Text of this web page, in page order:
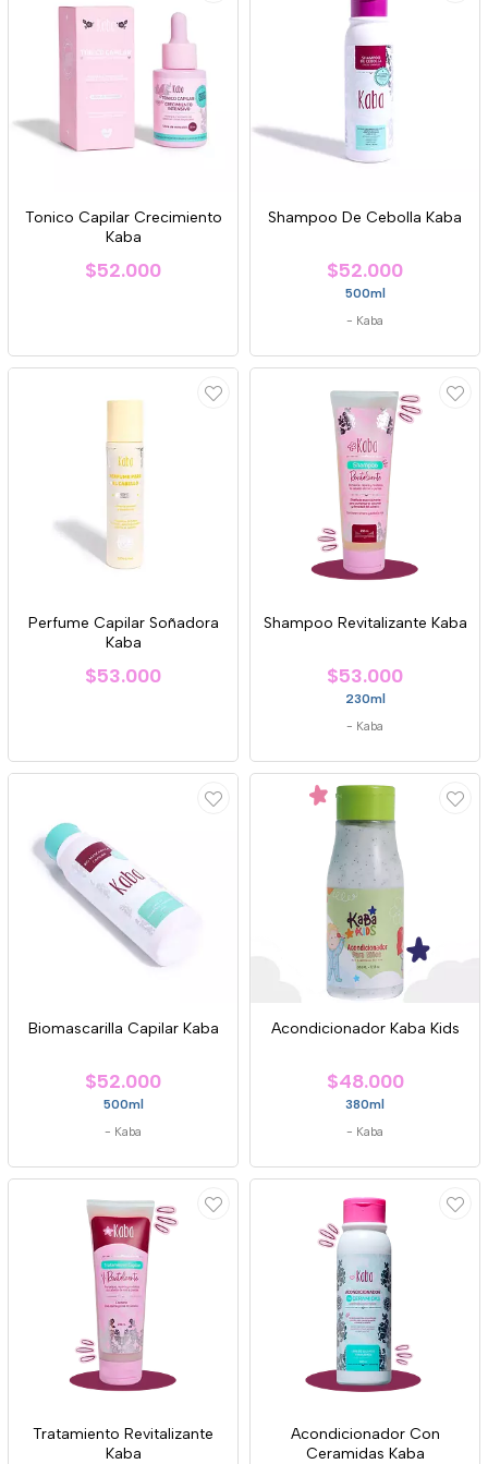
Tonico Capilar Crecimiento
Kaba
$52.000
Shampoo De Cebolla Kaba
$52.000
500ml
- Kaba
Perfume Capilar Soñadora
Kaba
$53.000
Shampoo Revitalizante Kaba
$53.000
230ml
- Kaba
Biomascarilla Capilar Kaba
$52.000
500ml
- Kaba
Acondicionador Kaba Kids
$48.000
380ml
- Kaba
Tratamiento Revitalizante
Kaba
Acondicionador Con
Ceramidas Kaba